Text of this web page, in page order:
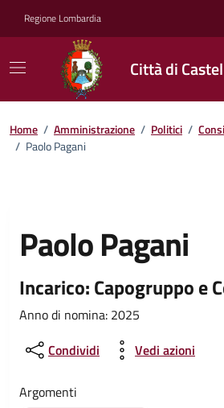
Regione Lombardia
Città di
Home / Amministrazione / Politici /
/ Paolo Pagani
Paolo Pagani
Incarico: Capogruppo e
Anno di nomina: 2025
Condividi
Vedi azioni
Argomenti